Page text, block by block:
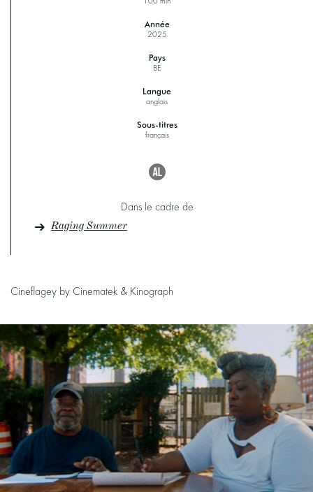
Année
2025
Pays
BE
Langue
anglais
Sous-titres
français
Dans le cadre de
Raging Summer
Cineflagey by Cinematek & Kinograph